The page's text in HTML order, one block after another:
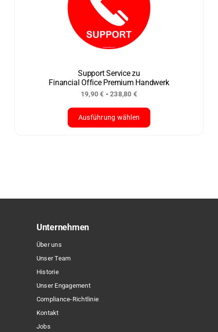
auf.
Die
Optionen
können
Produktseite
gewählt
werden
Support Service zu
Financial Office Premium Handwerk
19,90€ -238,80 €
Ausführung wählen
auf.
Optionen
gewählt
werden
Unternehmen
Über uns
Unser Team
Historie
Unser Engagement
Compliance-Richtlinie
Kontakt
Jobs